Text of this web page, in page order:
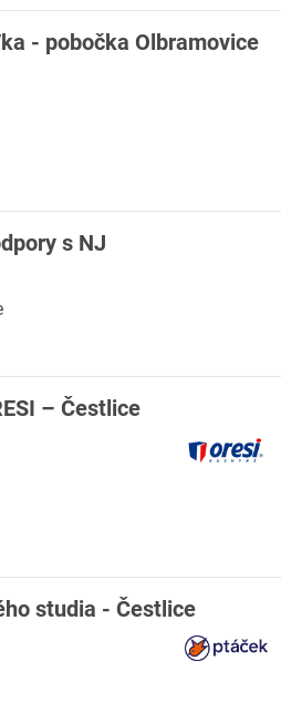
- pobočka Olbramovice
s NJ
– Čestlice
studia - Čestlice